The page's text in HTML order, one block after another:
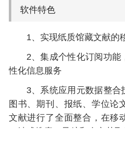
软件特色
1、实现纸质馆藏文献的
2、集成个性化订阅功能
性化信息服务
3、系统应用元数据整合
图书、期刊、报纸、学位论
文献进行了全面整合，在移